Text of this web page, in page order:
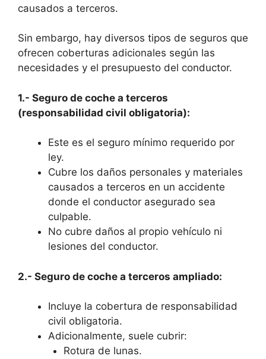
causados a terceros.
Sin embargo, hay diversos tipos de seguros que
ofrecen coberturas adicionales según las
necesidades y el presupuesto del conductor.
1.- Seguro de coche a terceros
(responsabilidad civil obligatoria):
Este es el seguro mínimo requerido por
ley.
Cubre los daños personales y materiales
causados a terceros en un accidente
donde el conductor asegurado sea
culpable.
No cubre daños al propio vehículo ni
lesiones del conductor.
2.- Seguro de coche a terceros ampliado:
Incluye la cobertura de responsabilidad
civil obligatoria.
Adicionalmente, suele cubrir:
Rotura de lunas.